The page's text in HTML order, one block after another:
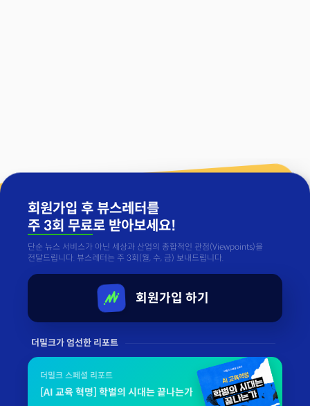
회원가입 후 뷰스레터를
주 3회 무료로 받아보세요!
단순 뉴스 서비스가 아닌 세상과 산업의 종합적인 관점(Viewpoints)을
전달드립니다. 뷰스레터는 주 3회(월, 수, 금) 보내드립니다.
회원가입 하기
더밀크가 엄선한 리포트
더밀크 스페셜 리포트
[AI 교육 혁명] 학벌의 시대는 끝나는가